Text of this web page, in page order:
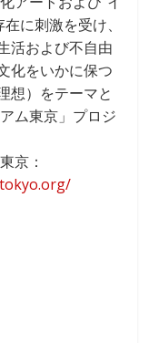
に刺激を受け、
活および不自由
化をいかに保つ
想）をテーマと
ム東京」プロジ
京：